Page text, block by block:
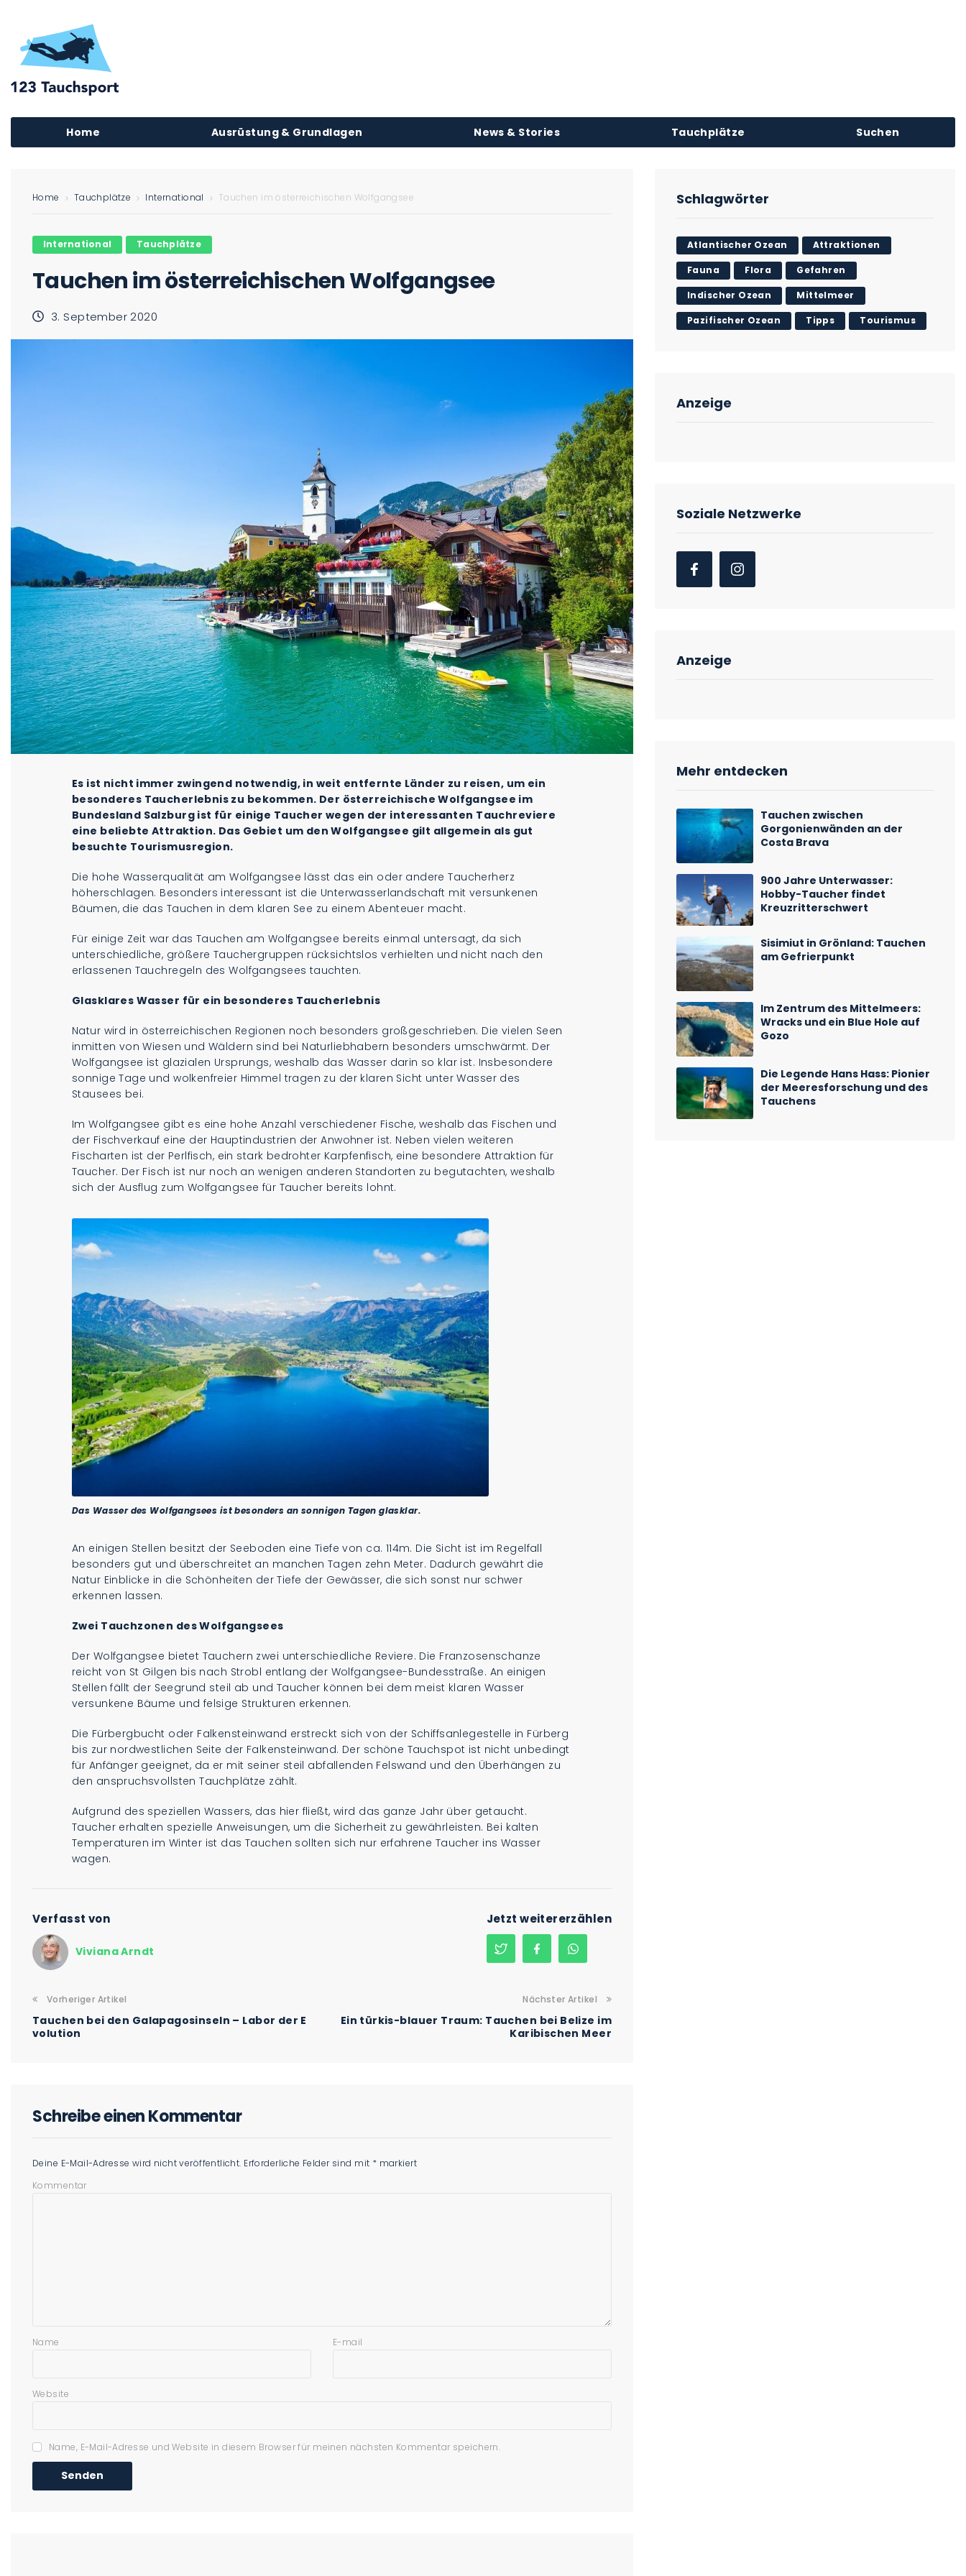
Home Ausrüstung & Grundlagen News & Stories Tauchplätze Suchen
Home Tauchplätze International Tauchen im österreichischen Wolfgangsee
International Tauchplätze
Tauchen im österreichischen Wolfgangsee
3. September 2020
Es ist nicht immer zwingend notwendig, in weit entfernte Länder zu reisen, um ein
besonderes Taucherlebnis zu bekommen. Der österreichische Wolfgangsee im
Bundesland Salzburg ist für einige Taucher wegen der interessanten Tauchreviere
eine beliebte Attraktion. Das Gebiet um den Wolfgangsee gilt allgemein als gut
besuchte Tourismusregion.
Die hohe Wasserqualität am Wolfgangsee lässt das ein oder andere Taucherherz
höherschlagen. Besonders interessant ist die Unterwasserlandschaft mit versunkenen
Bäumen, die das Tauchen in dem klaren See zu einem Abenteuer macht.
Für einige Zeit war das Tauchen am Wolfgangsee bereits einmal untersagt, da sich
unterschiedliche, größere Tauchergruppen rücksichtslos verhielten und nicht nach den
erlassenen Tauchregeln des Wolfgangsees tauchten.
Glasklares Wasser für ein besonderes Taucherlebnis
Natur wird in österreichischen Regionen noch besonders großgeschrieben. Die vielen Seen
inmitten von Wiesen und Wäldern sind bei Naturliebhabern besonders umschwärmt. Der
Wolfgangsee ist glazialen Ursprungs, weshalb das Wasser darin so klar ist. Insbesondere
sonnige Tage und wolkenfreier Himmel tragen zu der klaren Sicht unter Wasser des
Stausees bei.
Im Wolfgangsee gibt es eine hohe Anzahl verschiedener Fische, weshalb das Fischen und
der Fischverkauf eine der Hauptindustrien der Anwohner ist. Neben vielen weiteren
Fischarten ist der Perlfisch, ein stark bedrohter Karpfenfisch, eine besondere Attraktion für
Taucher. Der Fisch ist nur noch an wenigen anderen Standorten zu begutachten, weshalb
sich der Ausflug zum Wolfgangsee für Taucher bereits lohnt.
Das Wasser des Wolfgangsees ist besonders an sonnigen Tagen glasklar.
An einigen Stellen besitzt der Seeboden eine Tiefe von ca. 114m. Die Sicht ist im Regelfall
besonders gut und überschreitet an manchen Tagen zehn Meter. Dadurch gewährt die
Natur Einblicke in die Schönheiten der Tiefe der Gewässer, die sich sonst nur schwer
erkennen lassen.
Zwei Tauchzonen des Wolfgangsees
Der Wolfgangsee bietet Tauchern zwei unterschiedliche Reviere. Die Franzosenschanze
reicht von St Gilgen bis nach Strobl entlang der Wolfgangsee-Bundesstraße. An einigen
Stellen fällt der Seegrund steil ab und Taucher können bei dem meist klaren Wasser
versunkene Bäume und felsige Strukturen erkennen.
Die Fürbergbucht oder Falkensteinwand erstreckt sich von der Schiffsanlegestelle in Fürberg
bis zur nordwestlichen Seite der Falkensteinwand. Der schöne Tauchspot ist nicht unbedingt
für Anfänger geeignet, da er mit seiner steil abfallenden Felswand und den Überhängen zu
den anspruchsvollsten Tauchplätze zählt.
Aufgrund des speziellen Wassers, das hier fließt, wird das ganze Jahr über getaucht.
Taucher erhalten spezielle Anweisungen, um die Sicherheit zu gewährleisten. Bei kalten
Temperaturen im Winter ist das Tauchen sollten sich nur erfahrene Taucher ins Wasser
wagen.
Verfasst von
Viviana Arndt
Jetzt weitererzählen
Vorheriger Artikel
Tauchen bei den Galapagosinseln – Labor der E
volution
Nächster Artikel
Ein türkis-blauer Traum: Tauchen bei Belize im
Karibischen Meer
Schreibe einen Kommentar
Deine E-Mail-Adresse wird nicht veröffentlicht. Erforderliche Felder sind mit * markiert
Kommentar
Name E-mail
Website
Name, E-Mail-Adresse und Website in diesem Browser für meinen nächsten Kommentar speichern.
Schlagwörter
Atlantischer Ozean Attraktionen
Fauna Flora Gefahren
Indischer Ozean Mittelmeer
Pazifischer Ozean Tipps Tourismus
Anzeige
Soziale Netzwerke
Anzeige
Mehr entdecken
Tauchen zwischen
Gorgonienwänden an der
Costa Brava
900 Jahre Unterwasser:
Hobby-Taucher findet
Kreuzritterschwert
Sisimiut in Grönland: Tauchen
am Gefrierpunkt
Im Zentrum des Mittelmeers:
Wracks und ein Blue Hole auf
Gozo
Die Legende Hans Hass: Pionier
der Meeresforschung und des
Tauchens